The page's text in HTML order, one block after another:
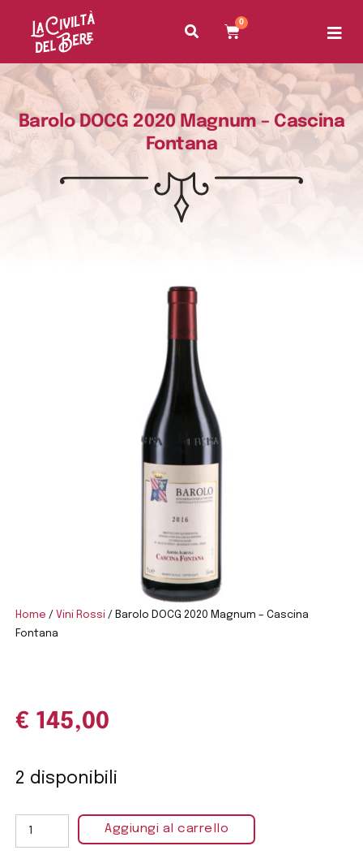
0
Barolo DOCG 2020 Magnum – Cascina
Fontana
Home / Vini Rossi / Barolo DOCG 2020 Magnum – Cascina
Fontana
€ 145,00
2 disponibili
Aggiungi al carrello